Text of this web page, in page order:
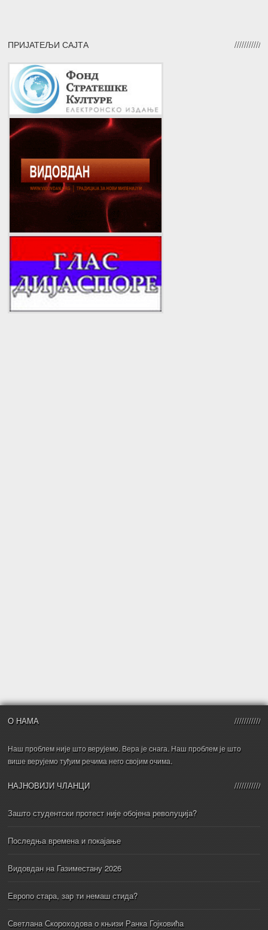
ПРИЈАТЕЉИ САЈТА
О НАМА
Наш проблем није што верујемо. Вера је снага. Наш проблем је што
више верујемо туђим речима него својим очима.
НАЈНОВИЈИ ЧЛАНЦИ
Зашто студентски протест није обојена револуција?
Последња времена и покајање
Видовдан на Газиместану 2026
Европо стара, зар ти немаш стида?
Светлана Скороходова о књизи Ранка Гојковића